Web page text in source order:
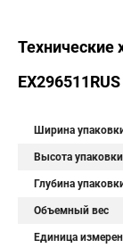
Технические
EX296511RUS
Ширина
Высота упаковки
Глубина
Объемный вес
Единица